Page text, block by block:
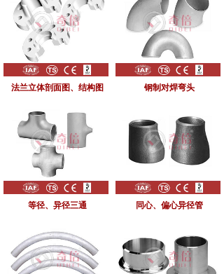
法兰立体剖面图、结构图 钢制对焊弯头
等径、异径三通 同心、偏心异径管